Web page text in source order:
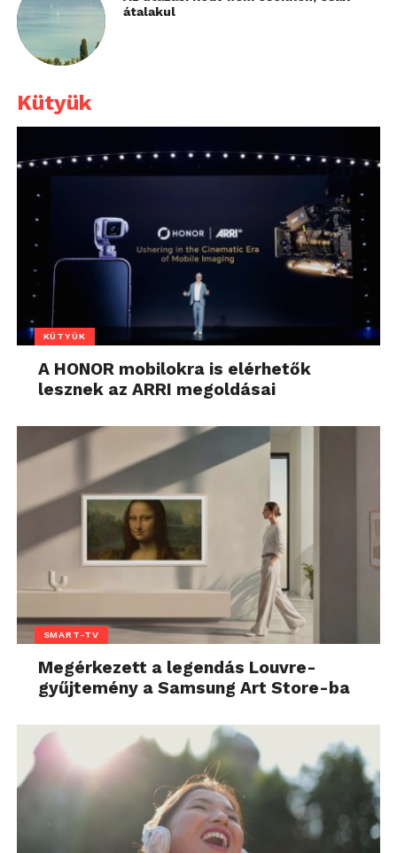
átalakul
Kütyük
KÜTYÜK
A HONOR mobilokra is elérhetők
lesznek az ARRI megoldásai
SMART-TV
Megérkezett a legendás Louvre-
gyűjtemény a Samsung Art Store-ba